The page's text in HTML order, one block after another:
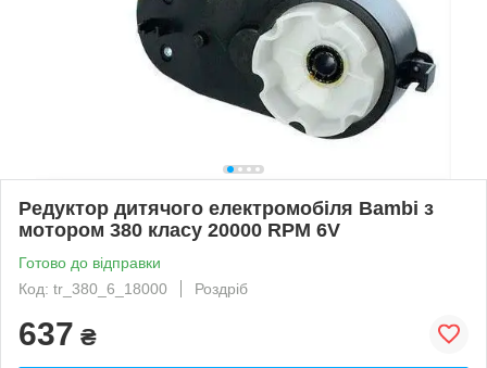
Редуктор дитячого електромобіля Bambi з
мотором 380 класу 20000 RPM 6V
Готово до відправки
Код: tr_380_6_18000
Роздріб
637 ₴